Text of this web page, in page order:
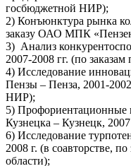
госбюджетной НИР);
2) Конъюнктура рынка
заказу ОАО МПК
3) Анализ
2007-2008 гг. (по
4) Исследование
Пензы – Пенза, 2001-
НИР);
5) Профориентационные
Кузнецка – Кузнецк,
6) Исследование
2008 г. (в соавторстве,
области);